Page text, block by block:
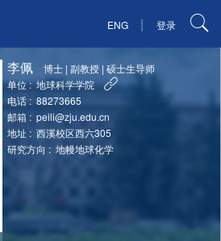
ENG | 登录
李佩 博士 |副教授 |硕士生导师
单位 : 地球科学学院
电话 : 88273665
邮箱 : peili@zju.edu.cn
地址 : 西溪校区西六305
研究方向 : 地幔地球化学